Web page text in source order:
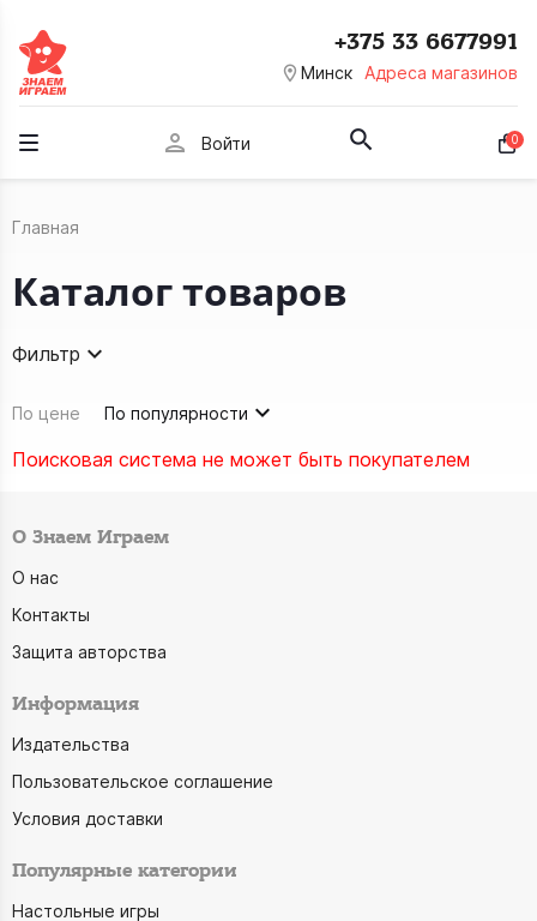
room Минск Адреса магазинов
+375 33 6677991
person Войти 0
Главная
Каталог товаров
Фильтр
По цене По популярности
Поисковая система не может быть покупателем
О Знаем Играем
О нас
Контакты
Защита авторства
Информация
Издательства
Пользовательское соглашение
Условия доставки
Популярные категории
Настольные игры